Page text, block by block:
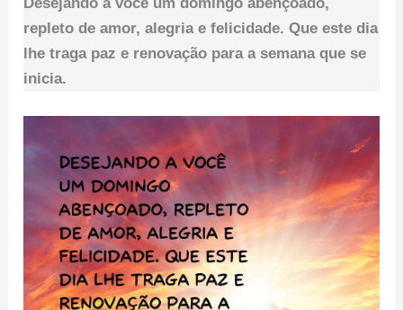
repleto de amor, alegria e felicidade. Que este dia
lhe traga paz e renovação para a semana que se
inicia.